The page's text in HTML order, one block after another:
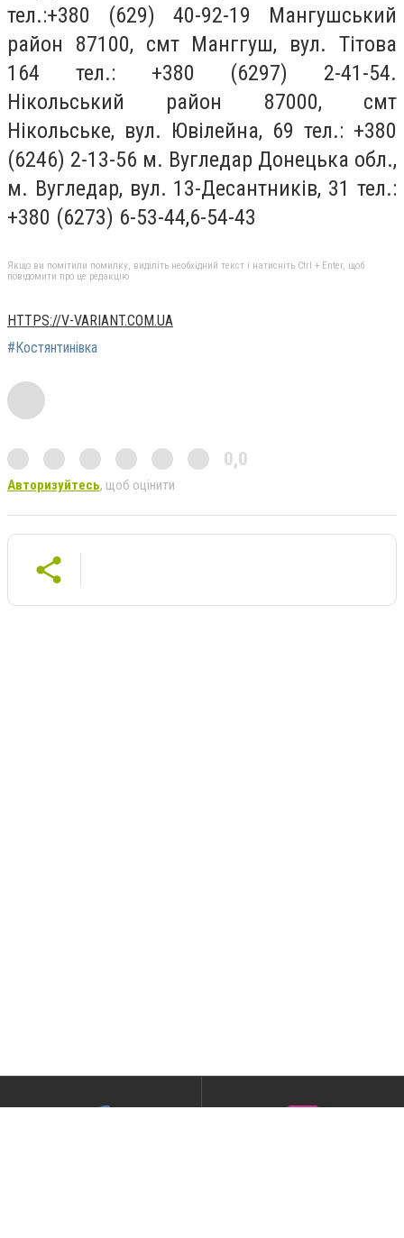
тел.:+380 (629) 40-92-19 Мангушський
район 87100, смт Манггуш, вул. Тітова
164 тел.: +380 (6297) 2-41-54.
Нікольський район 87000, смт
Нікольське, вул. Ювілейна, 69 тел.: +380
(6246) 2-13-56 м. Вугледар Донецька обл.,
м. Вугледар, вул. 13-Десантників, 31 тел.:
+380 (6273) 6-53-44,6-54-43
Якщо ви помітили помилку, виділіть необхідний текст і натисніть Ctrl + Enter, щоб
повідомити про це редакцію
HTTPS://V-VARIANT.COM.UA
#Костянтинівка
0,0
Авторизуйтесь, щоб оцінити